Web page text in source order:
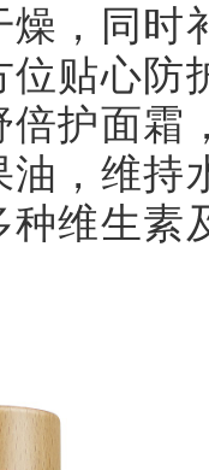
燥，同时
位贴心防
倍护面霜
油，维持
种维生素